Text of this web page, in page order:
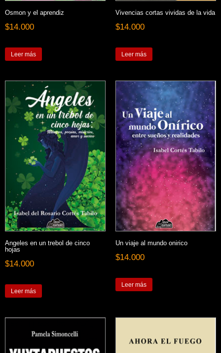
Osmon y el aprendiz
$14.000
Leer más
Vivencias cortas vividas de la vida
$14.000
Leer más
Angeles en un trebol de cinco
hojas
$14.000
Leer más
Un viaje al mundo onirico
$14.000
Leer más